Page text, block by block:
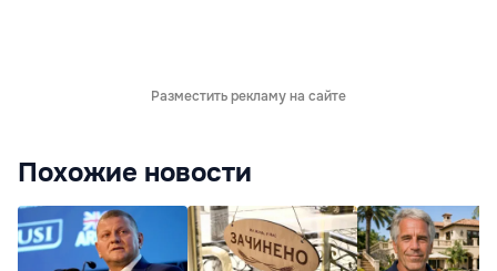
Разместить рекламу на сайте
Похожие новости